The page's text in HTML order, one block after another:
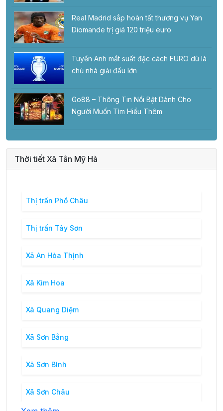
Real Madrid sắp hoàn tất thương vụ Yan
Diomande trị giá 120 triệu euro
Tuyển Anh mất suất đặc cách EURO dù là
chủ nhà giải đấu lớn
Go88 – Thông Tin Nổi Bật Dành Cho
Người Muốn Tìm Hiểu Thêm
Thời tiết Xã Tân Mỹ Hà
Thị trấn Phố Châu
Thị trấn Tây Sơn
Xã An Hòa Thịnh
Xã Kim Hoa
Xã Quang Diệm
Xã Sơn Bằng
Xã Sơn Bình
Xã Sơn Châu